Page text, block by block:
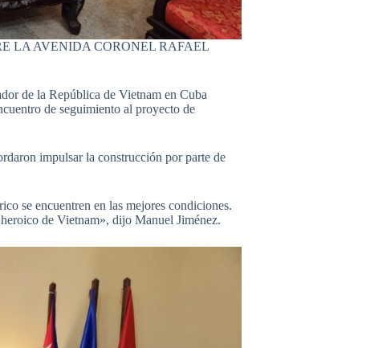
LA AVENIDA CORONEL RAFAEL
de la República de Vietnam en Cuba
de seguimiento al proyecto de
impulsar la construcción por parte de
se encuentren en las mejores condiciones.
de Vietnam», dijo Manuel Jiménez.